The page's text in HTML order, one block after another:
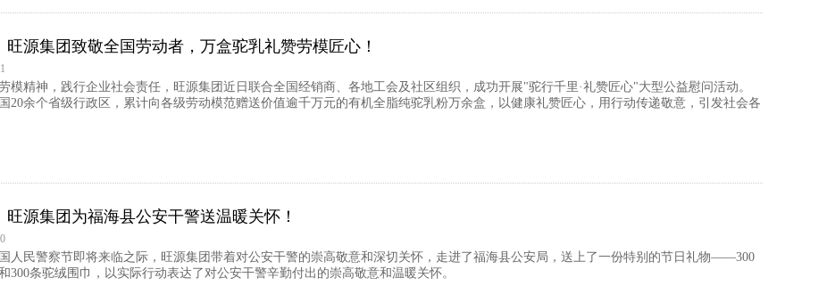
旺源集团致敬全国劳动者，万盒驼乳礼赞劳模匠心！
模精神，践行企业社会责任，旺源集团近日联合全国经销商、各地工会及社区组织，成功开展"驼行千里·礼赞匠心"大型公益慰问活动。
20余个省级行政区，累计向各级劳动模范赠送价值逾千万元的有机全脂纯驼乳粉万余盒，以健康礼赞匠心，用行动传递敬意，引发社会各
旺源集团为福海县公安干警送温暖关怀！
人民警察节即将来临之际，旺源集团带着对公安干警的崇高敬意和深切关怀，走进了福海县公安局，送上了一份特别的节日礼物——300
300条驼绒围巾，以实际行动表达了对公安干警辛勤付出的崇高敬意和温暖关怀。